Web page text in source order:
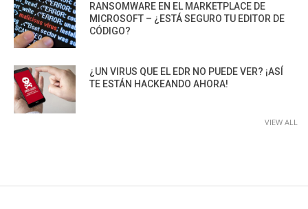
RANSOMWARE EN EL MARKETPLACE DE
MICROSOFT – ¿ESTÁ SEGURO TU EDITOR DE
CÓDIGO?
¿UN VIRUS QUE EL EDR NO PUEDE VER? ¡ASÍ
TE ESTÁN HACKEANDO AHORA!
VIEW ALL